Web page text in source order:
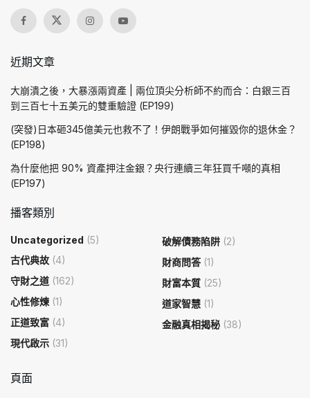
近期文章
大崩潰之後，大暴漲兩資產 | 兩位頂尖分析師不約而合：白銀三百
到三百七十五美元的雙重驗證 (EP199)
(突發)日本砸345億美元也救不了！伊朗戰爭如何摧毀你的退休金？
(EP198)
為什麼他把 90% 資產押注金銀？央行連續三年狂買千噸的真相
(EP197)
播客類別
Uncategorized (5)
古代典故 (4)
守財之道 (162)
心性修煉 (1)
正道致富 (4)
現代啟示 (31)
破解債務陷阱 (2)
財商問答(1)
財富本質 (25)
道家智慧 (1)
金融真相揭秘 (38)
頁面